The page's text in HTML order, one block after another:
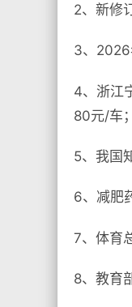
2、新修
3、2026
4、浙江
80元/车
5、我国
6、减肥
7、体育
8、教育